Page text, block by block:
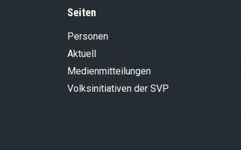
Seiten
Personen
Aktuell
Medienmitteilungen
Volksinitiativen der SVP